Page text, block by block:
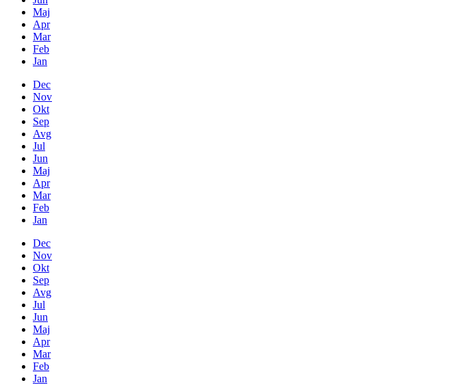
Maj
Apr
Mar
Feb
Jan
Dec
Nov
Okt
Sep
Avg
Jul
Jun
Maj
Apr
Mar
Feb
Jan
Dec
Nov
Okt
Sep
Avg
Jul
Jun
Maj
Apr
Mar
Feb
Jan